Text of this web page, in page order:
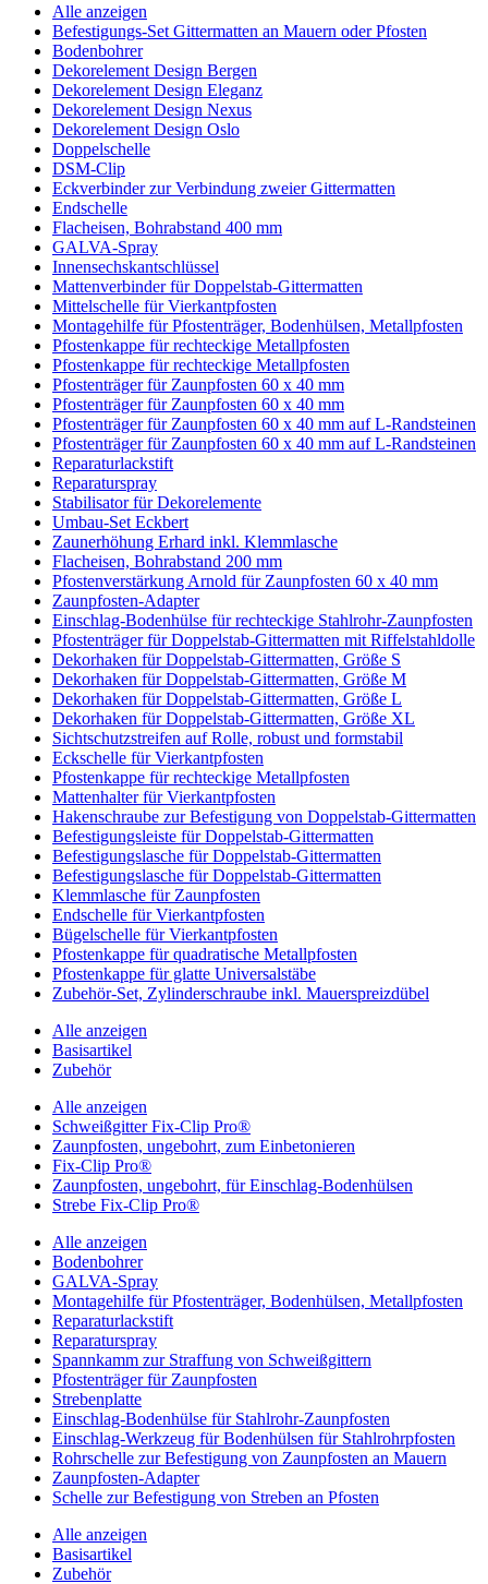
Alle anzeigen
Befestigungs-Set Gittermatten an Mauern oder Pfosten
Bodenbohrer
Dekorelement Design Bergen
Dekorelement Design Eleganz
Dekorelement Design Nexus
Dekorelement Design Oslo
Doppelschelle
DSM-Clip
Eckverbinder zur Verbindung zweier Gittermatten
Endschelle
Flacheisen, Bohrabstand 400 mm
GALVA-Spray
Innensechskantschlüssel
Mattenverbinder für Doppelstab-Gittermatten
Mittelschelle für Vierkantpfosten
Montagehilfe für Pfostenträger, Bodenhülsen, Metallpfosten
Pfostenkappe für rechteckige Metallpfosten
Pfostenkappe für rechteckige Metallpfosten
Pfostenträger für Zaunpfosten 60 x 40 mm
Pfostenträger für Zaunpfosten 60 x 40 mm
Pfostenträger für Zaunpfosten 60 x 40 mm auf L-Randsteinen
Pfostenträger für Zaunpfosten 60 x 40 mm auf L-Randsteinen
Reparaturlackstift
Reparaturspray
Stabilisator für Dekorelemente
Umbau-Set Eckbert
Zaunerhöhung Erhard inkl. Klemmlasche
Flacheisen, Bohrabstand 200 mm
Pfostenverstärkung Arnold für Zaunpfosten 60 x 40 mm
Zaunpfosten-Adapter
Einschlag-Bodenhülse für rechteckige Stahlrohr-Zaunpfosten
Pfostenträger für Doppelstab-Gittermatten mit Riffelstahldolle
Dekorhaken für Doppelstab-Gittermatten, Größe S
Dekorhaken für Doppelstab-Gittermatten, Größe M
Dekorhaken für Doppelstab-Gittermatten, Größe L
Dekorhaken für Doppelstab-Gittermatten, Größe XL
Sichtschutzstreifen auf Rolle, robust und formstabil
Eckschelle für Vierkantpfosten
Pfostenkappe für rechteckige Metallpfosten
Mattenhalter für Vierkantpfosten
Hakenschraube zur Befestigung von Doppelstab-Gittermatten
Befestigungsleiste für Doppelstab-Gittermatten
Befestigungslasche für Doppelstab-Gittermatten
Befestigungslasche für Doppelstab-Gittermatten
Klemmlasche für Zaunpfosten
Endschelle für Vierkantpfosten
Bügelschelle für Vierkantpfosten
Pfostenkappe für quadratische Metallpfosten
Pfostenkappe für glatte Universalstäbe
Zubehör-Set, Zylinderschraube inkl. Mauerspreizdübel
Alle anzeigen
Basisartikel
Zubehör
Alle anzeigen
Schweißgitter Fix-Clip Pro®
Zaunpfosten, ungebohrt, zum Einbetonieren
Fix-Clip Pro®
Zaunpfosten, ungebohrt, für Einschlag-Bodenhülsen
Strebe Fix-Clip Pro®
Alle anzeigen
Bodenbohrer
GALVA-Spray
Montagehilfe für Pfostenträger, Bodenhülsen, Metallpfosten
Reparaturlackstift
Reparaturspray
Spannkamm zur Straffung von Schweißgittern
Pfostenträger für Zaunpfosten
Strebenplatte
Einschlag-Bodenhülse für Stahlrohr-Zaunpfosten
Einschlag-Werkzeug für Bodenhülsen für Stahlrohrpfosten
Rohrschelle zur Befestigung von Zaunpfosten an Mauern
Zaunpfosten-Adapter
Schelle zur Befestigung von Streben an Pfosten
Alle anzeigen
Basisartikel
Zubehör